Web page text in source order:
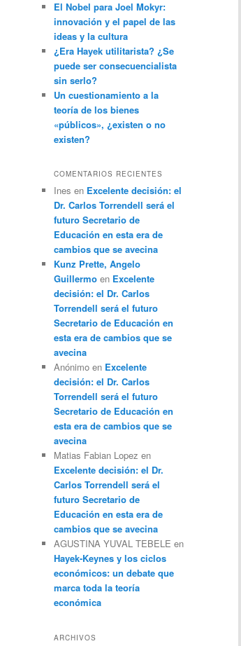
El Nobel para Joel Mokyr:
innovación y el papel de las
ideas y la cultura
¿Era Hayek utilitarista? ¿Se
puede ser consecuencialista
sin serlo?
Un cuestionamiento a la
teoría de los bienes
«públicos», ¿existen o no
existen?
COMENTARIOS RECIENTES
Ines en Excelente decisión: el
Dr. Carlos Torrendell será el
futuro Secretario de
Educación en esta era de
cambios que se avecina
Kunz Prette, Angelo
Guillermo en Excelente
decisión: el Dr. Carlos
Torrendell será el futuro
Secretario de Educación en
esta era de cambios que se
avecina
Anónimo en Excelente
decisión: el Dr. Carlos
Torrendell será el futuro
Secretario de Educación en
esta era de cambios que se
avecina
Matias Fabian Lopez en
Excelente decisión: el Dr.
Carlos Torrendell será el
futuro Secretario de
Educación en esta era de
cambios que se avecina
AGUSTINA YUVAL TEBELE en
Hayek-Keynes y los ciclos
económicos: un debate que
marca toda la teoría
económica
ARCHIVOS